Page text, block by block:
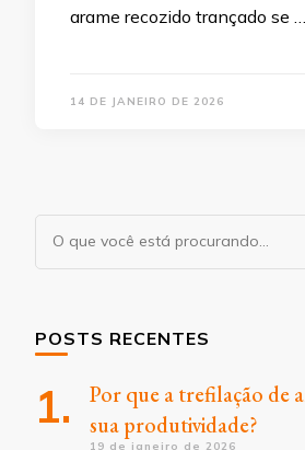
arame recozido trançado se …
14 DE JANEIRO DE 2026
Procurando
algo?
POSTS RECENTES
Por que a trefilação de
sua produtividade?
19 de janeiro de 2026